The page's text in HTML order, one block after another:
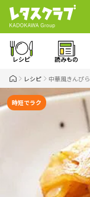
レシピ 読みもの
レシピ 中華風きんぴら
時短でラク